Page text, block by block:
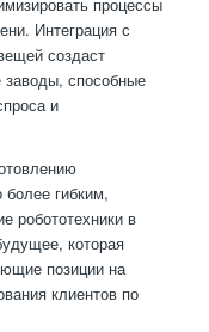
Интеграция с
создаст
способные
и
гибким,
робототехники в
которая
позиции на
клиентов по